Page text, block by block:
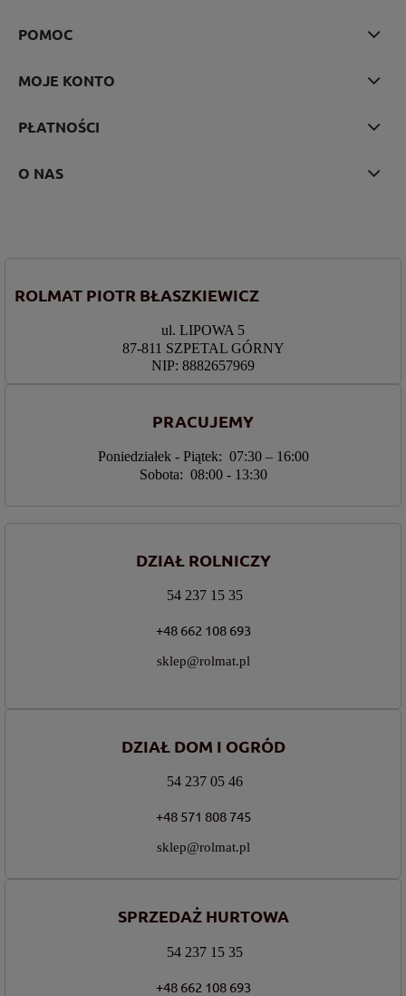
POMOC
MOJE KONTO
PŁATNOŚCI
O NAS
ROLMAT PIOTR BŁASZKIEWICZ
ul. LIPOWA 5
87-811 SZPETAL GÓRNY
NIP: 8882657969
PRACUJEMY
Poniedziałek - Piątek: 07:30 – 16:00
Sobota: 08:00 - 13:30
DZIAŁ ROLNICZY
54 237 15 35
+48 662 108 693
sklep@rolmat.pl
DZIAŁ DOM I OGRÓD
54 237 05 46
+48 571 808 745
sklep@rolmat.pl
SPRZEDAŻ HURTOWA
54 237 15 35
+48 662 108 693